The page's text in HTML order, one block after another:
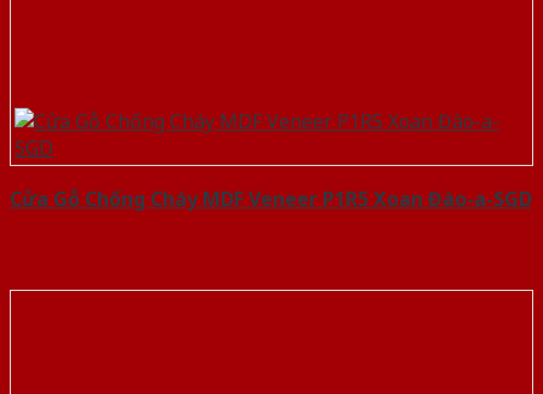
Cửa Gỗ Chống Cháy MDF Veneer P1R5 Xoan Đào-a-SGD